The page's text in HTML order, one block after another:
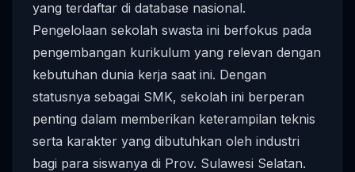
yang terdaftar di database nasional.
Pengelolaan sekolah swasta ini berfokus pada
pengembangan kurikulum yang relevan dengan
kebutuhan dunia kerja saat ini. Dengan
statusnya sebagai SMK, sekolah ini berperan
penting dalam memberikan keterampilan teknis
serta karakter yang dibutuhkan oleh industri
bagi para siswanya di Prov. Sulawesi Selatan.